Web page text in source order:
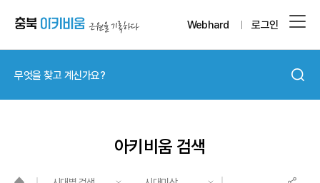
Webhard 로그인
아키비움 검색